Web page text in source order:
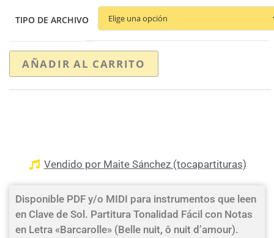
TIPO DE ARCHIVO
AÑADIR AL CARRITO
Vendido por Maite Sánchez (tocapartituras)
Disponible PDF y/o MIDI para instrumentos que leen
en Clave de Sol. Partitura Tonalidad Fácil con Notas
en Letra «Barcarolle» (Belle nuit, ô nuit d’amour).